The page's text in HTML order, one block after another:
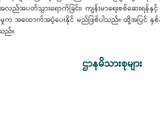
ပတ်သွားရောက်ခြင်း၊ ကျန်းမာရေးစစ်ဆေးရန်နှ
ထောက်အပံ့ပေးနိုင် မည်ဖြစ်ပါသည်။ ထို့အပြင် နှစ်နို
ည်။
ဌာနမိသားစုများ